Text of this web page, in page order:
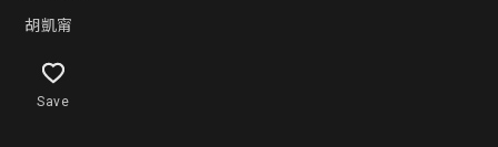
胡凱甯
Save